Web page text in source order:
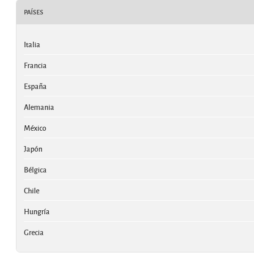
PAÍSES
Italia
Francia
España
Alemania
México
Japón
Bélgica
Chile
Hungría
Grecia